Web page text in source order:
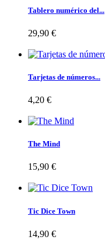
Tablero numérico del...
29,90 €
Tarjetas de números...
4,20 €
The Mind
15,90 €
Tic Dice Town
14,90 €